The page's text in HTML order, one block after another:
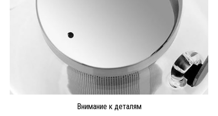
Внимание к деталям